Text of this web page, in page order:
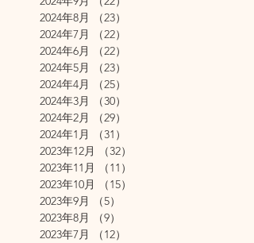
2024年8月
（23）
2024年7月
（22）
2024年6月
（22）
2024年5月
（23）
2024年4月
（25）
2024年3月
（30）
2024年2月
（29）
2024年1月
（31）
2023年12月
（32）
2023年11月
（11）
2023年10月
（15）
2023年9月
（5）
2023年8月
（9）
2023年7月
（12）